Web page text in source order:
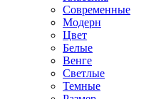
Современные
Модерн
Цвет
Белые
Венге
Светлые
Темные